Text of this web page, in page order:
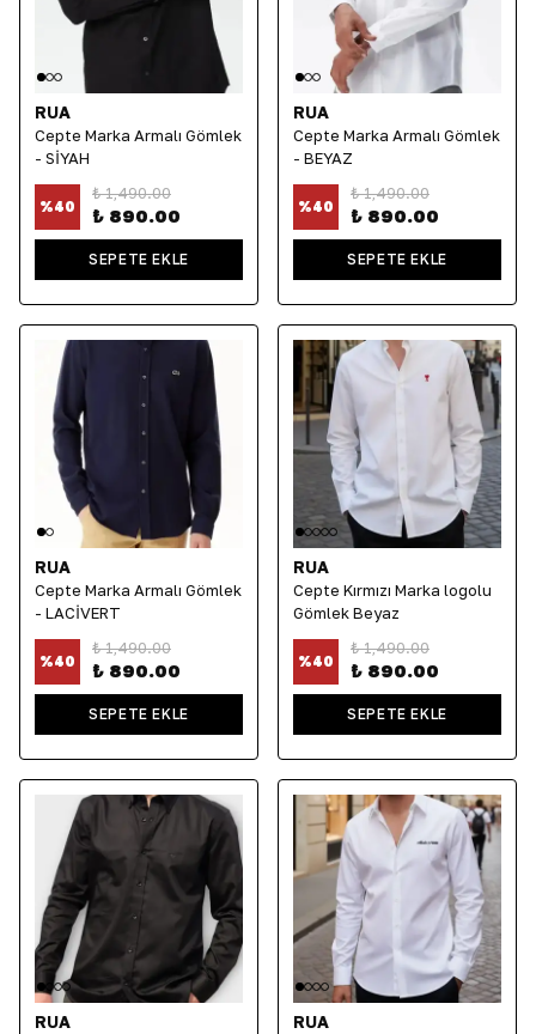
RUA
Cepte Marka Armalı Gömlek
- SİYAH
%40
₺ 1,490.00
₺ 890.00
SEPETE EKLE
RUA
Cepte Marka Armalı Gömlek
- BEYAZ
%40
₺ 1,490.00
₺ 890.00
SEPETE EKLE
RUA
Cepte Marka Armalı Gömlek
- LACİVERT
%40
₺ 1,490.00
₺ 890.00
SEPETE EKLE
RUA
Cepte Kırmızı Marka logolu
Gömlek Beyaz
%40
₺ 1,490.00
₺ 890.00
SEPETE EKLE
RUA RUA